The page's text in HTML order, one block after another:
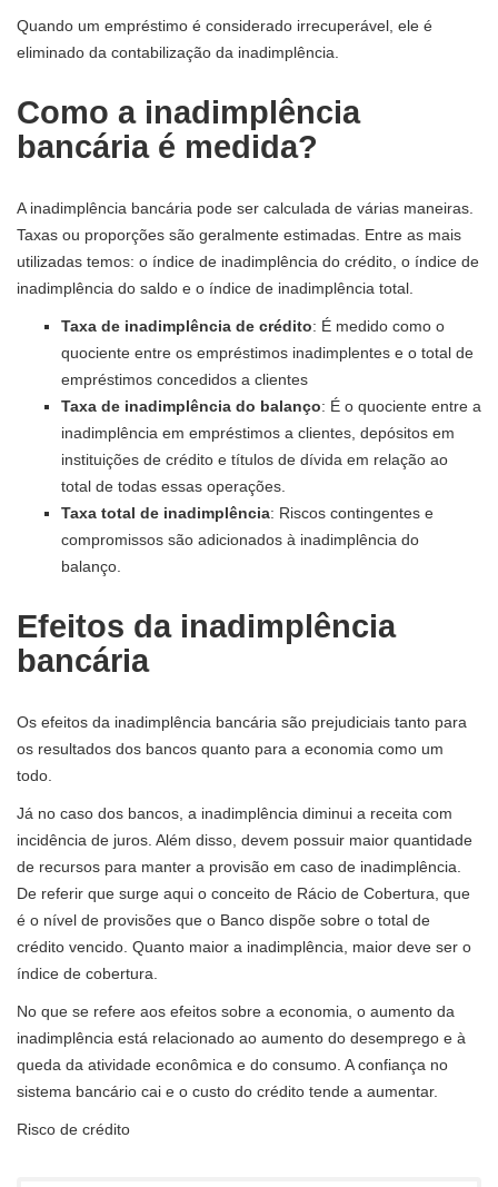
Quando um empréstimo é considerado irrecuperável, ele é
eliminado da contabilização da inadimplência.
Como a inadimplência
bancária é medida?
A inadimplência bancária pode ser calculada de várias maneiras.
Taxas ou proporções são geralmente estimadas. Entre as mais
utilizadas temos: o índice de inadimplência do crédito, o índice de
inadimplência do saldo e o índice de inadimplência total.
Taxa de inadimplência de crédito: É medido como o
quociente entre os empréstimos inadimplentes e o total de
empréstimos concedidos a clientes
Taxa de inadimplência do balanço: É o quociente entre a
inadimplência em empréstimos a clientes, depósitos em
instituições de crédito e títulos de dívida em relação ao
total de todas essas operações.
Taxa total de inadimplência: Riscos contingentes e
compromissos são adicionados à inadimplência do
balanço.
Efeitos da inadimplência
bancária
Os efeitos da inadimplência bancária são prejudiciais tanto para
os resultados dos bancos quanto para a economia como um
todo.
Já no caso dos bancos, a inadimplência diminui a receita com
incidência de juros. Além disso, devem possuir maior quantidade
de recursos para manter a provisão em caso de inadimplência.
De referir que surge aqui o conceito de Rácio de Cobertura, que
é o nível de provisões que o Banco dispõe sobre o total de
crédito vencido. Quanto maior a inadimplência, maior deve ser o
índice de cobertura.
No que se refere aos efeitos sobre a economia, o aumento da
inadimplência está relacionado ao aumento do desemprego e à
queda da atividade econômica e do consumo. A confiança no
sistema bancário cai e o custo do crédito tende a aumentar.
Risco de crédito